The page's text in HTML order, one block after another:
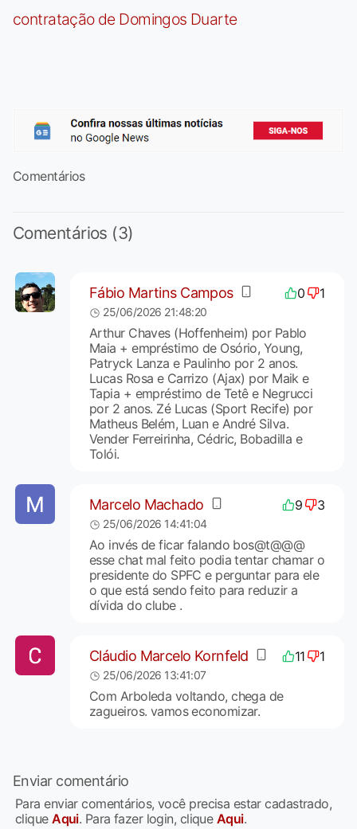
contratação de Domingos Duarte
Comentários
Comentários (3)
Fábio Martins Campos 0 1
25/06/2026 21:48:20
Arthur Chaves (Hoffenheim) por Pablo
Maia + empréstimo de Osório, Young,
Patryck Lanza e Paulinho por 2 anos.
Lucas Rosa e Carrizo (Ajax) por Maik e
Tapia + empréstimo de Tetê e Negrucci
por 2 anos. Zé Lucas (Sport Recife) por
Matheus Belém, Luan e André Silva.
Vender Ferreirinha, Cédric, Bobadilla e
Tolói.
Marcelo Machado 9 3
25/06/2026 14:41:04
Ao invés de ficar falando bos@t@@@
esse chat mal feito podia tentar chamar o
presidente do SPFC e perguntar para ele
o que está sendo feito para reduzir a
dívida do clube .
Cláudio Marcelo Kornfeld 11 1
25/06/2026 13:41:07
Com Arboleda voltando, chega de
zagueiros. vamos economizar.
Enviar comentário
Para enviar comentários, você precisa estar cadastrado,
cliqueAqui. Para fazer login, clique Aqui.